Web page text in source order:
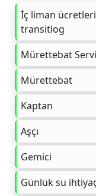
İç liman
transitlog
Mürettebat
Mürettebat
Kaptan
Aşçı
Gemici
Günlük su